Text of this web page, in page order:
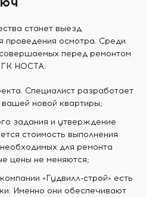
станет выезд
проведения осмотра. Среди
перед ремонтом
ГК НОСТА:
Специалист разработает
новой квартиры;
задания и утверждение
стоимость выполнения
для ремонта
цены не меняются;
«Гудвилл-строй» есть
Именно они обеспечивают